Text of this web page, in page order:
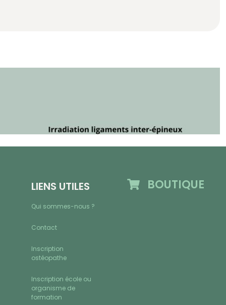
LIENS UTILES
Qui sommes-nous ?
Contact
Inscription
ostéopathe
Inscription école ou
organisme de
formation
BOUTIQUE